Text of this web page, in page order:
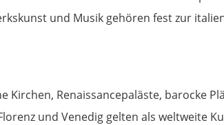
und Musik gehören fest zur
Kirchen, Renaissancepaläste, barocke
und Venedig gelten als weltweite